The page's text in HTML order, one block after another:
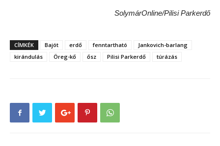
SolymárOnline/Pilisi Parkerdő
CÍMKÉK Bajót erdő fenntartható
Jankovich-barlang
kirándulás
Öreg-kő ősz Pilisi Parkerdő túrázás